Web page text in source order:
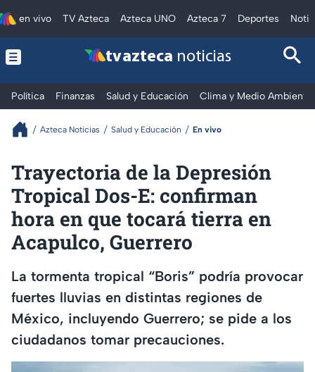
en vivo TV Azteca Azteca UNO Azteca 7 Deportes
tv azteca noticias
Política Finanzas Salud y Educación Clima y Medio Ambiente
Azteca Noticias Salud y Educación En vivo
Trayectoria de la Depresión
Tropical Dos-E: confirman
hora en que tocará tierra en
Acapulco, Guerrero
La tormenta tropical “Boris” podría provocar
fuertes lluvias en distintas regiones de
México, incluyendo Guerrero; se pide a los
ciudadanos tomar precauciones.